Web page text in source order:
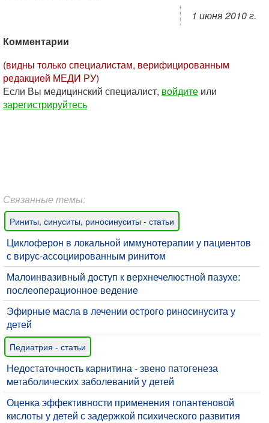
1 июня 2010 г.
Комментарии
(видны только специалистам, верифицированным
редакцией МЕДИ РУ)
Если Вы медицинский специалист, войдите или
зарегистрируйтесь
Связанные темы:
Риниты, синуситы, риносинуситы - статьи
Циклоферон в локальной иммунотерапии у пациентов
с вирус-ассоциированным ринитом
​Малоинвазивный доступ к верхнечелюстной пазухе:
послеоперационное ведение
Эфирные масла в лечении острого риносинусита у
детей
Педиатрия - статьи
Недостаточность карнитина - звено патогенеза
метаболических заболеваний у детей
Оценка эффективности применения гопантеновой
кислоты у детей с задержкой психического развития